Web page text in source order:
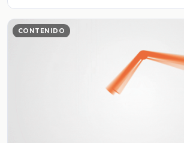
CONTENIDO